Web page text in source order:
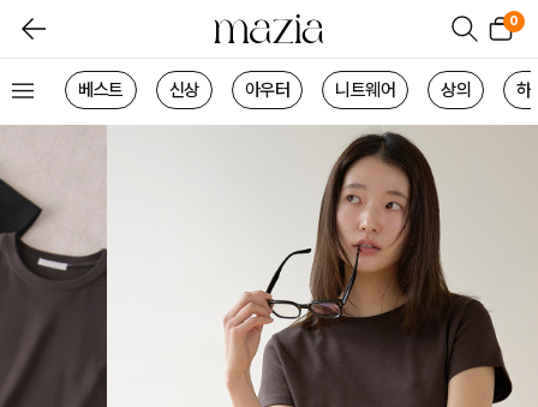
0
베스트 신상 아우터 니트웨어 상의 하